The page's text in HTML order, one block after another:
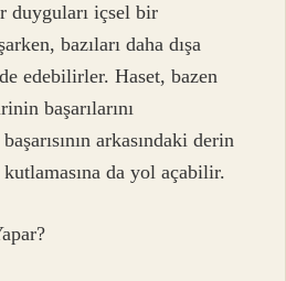
duyguları içsel bir
bazıları daha dışa
edebilirler. Haset, bazen
başarılarını
arkasındaki derin
kutlamasına da yol açabilir.